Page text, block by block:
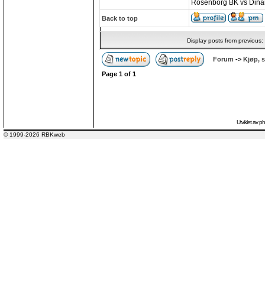
Rosenborg BK vs
Back to top
Display posts from previous:
Forum -> Kjøp,
Page 1 of 1
Utviklet av
© 1999-2026 RBKweb